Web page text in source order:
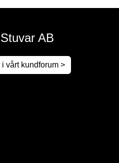
AB
vårt kundforum >